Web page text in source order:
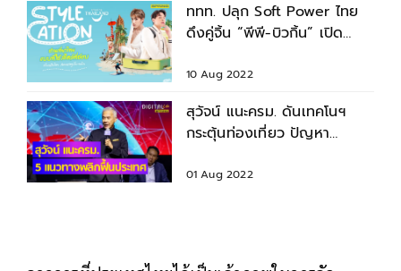
ททท. ปลุก Soft Power ไทย
ดึงคู่จิ้น “พีพี-บิวกิ้น” เปิด
10 Aug 2022
สุวัจน์ แนะครม. ดันเทคโนฯ
กระตุ้นท่องเที่ยว ปัญหา
01 Aug 2022